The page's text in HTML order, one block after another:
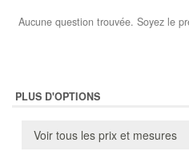
Aucune question trouvée. Soyez le
PLUS D'OPTIONS
Voir tous les prix et mesures